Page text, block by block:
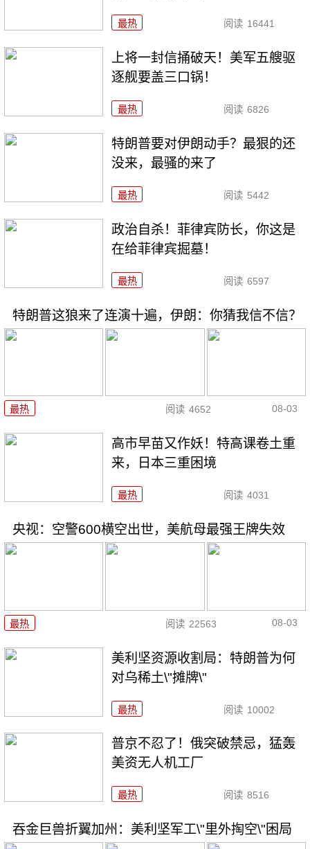
最热 阅读 16441
上将一封信捅破天！美军五艘驱
逐舰要盖三口锅！
最热 阅读 6826
特朗普要对伊朗动手？最狠的还
没来，最骚的来了
最热 阅读 5442
政治自杀！菲律宾防长，你这是
在给菲律宾掘墓！
最热 阅读 6597
特朗普这狼来了连演十遍，伊朗：你猜我信不信？
最热 阅读 4652 08-03
高市早苗又作妖！特高课卷土重
来，日本三重困境
最热 阅读 4031
央视：空警600横空出世，美航母最强王牌失效
最热 阅读 22563 08-03
美利坚资源收割局：特朗普为何
对乌稀土\"摊牌\"
最热 阅读 10002
普京不忍了！俄突破禁忌，猛轰
美资无人机工厂
最热 阅读 8516
吞金巨兽折翼加州：美利坚军工\"里外掏空\"困局